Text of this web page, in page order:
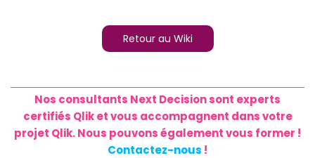
Retour au Wiki
Nos consultants Next Decision sont experts
certifiés Qlik et vous accompagnent dans votre
projet Qlik. Nous pouvons également vous former !
Contactez-nous !